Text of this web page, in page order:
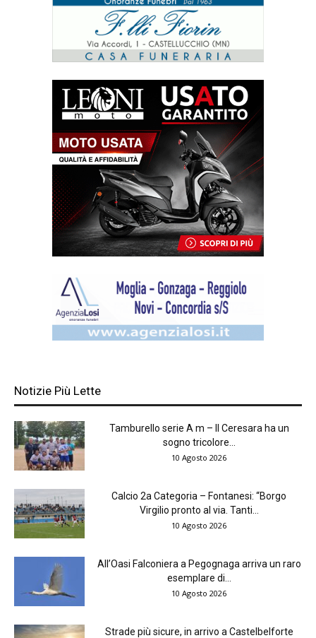
Notizie Più Lette
Tamburello serie A m – Il Ceresara ha un
sogno tricolore...
10 Agosto 2026
Calcio 2a Categoria – Fontanesi: “Borgo
Virgilio pronto al via. Tanti...
10 Agosto 2026
All’Oasi Falconiera a Pegognaga arriva un raro
esemplare di...
10 Agosto 2026
Strade più sicure, in arrivo a Castelbelforte